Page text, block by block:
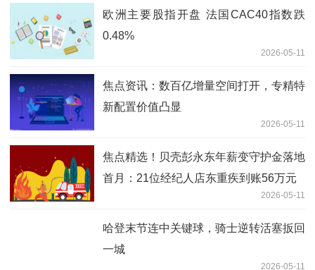
欧洲主要股指开盘 法国CAC40指数跌
0.48%
2026-05-11
焦点资讯：数百亿增量空间打开，专精特
新配置价值凸显
2026-05-11
焦点精选！贝壳彭永东年薪变守护金落地
首月：21位经纪人店东重疾到账56万元
2026-05-11
哈登末节连中关键球，骑士逆转活塞扳回
一城
2026-05-11